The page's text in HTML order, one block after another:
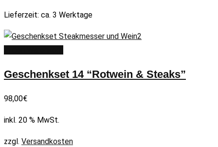
Lieferzeit: ca. 3 Werktage
Geschenkset 14 “Rotwein & Steaks”
98,00€
inkl. 20 % MwSt.
zzgl. Versandkosten